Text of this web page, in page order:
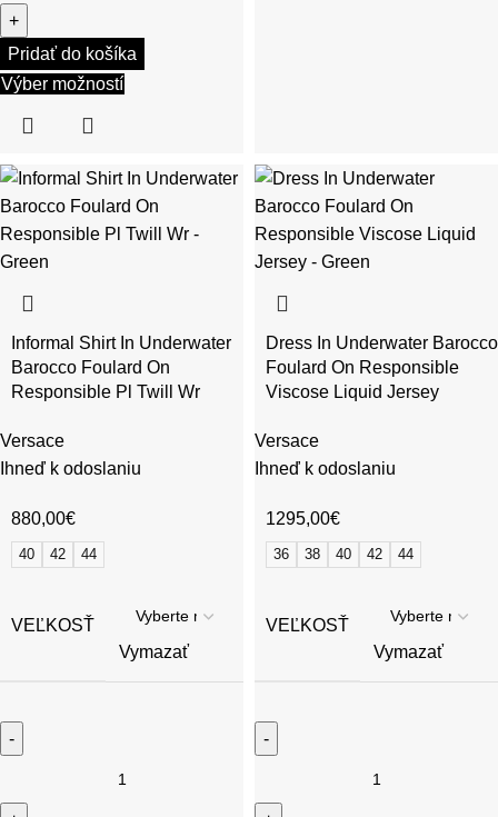
Pridať do košíka
Výber možností
Informal Shirt In Underwater
Barocco Foulard On
Responsible Pl Twill Wr
Versace
Ihneď k odoslaniu
880,00€
40 42 44
VEĽKOSŤ
Vymazať
Dress In Underwater Barocco
Foulard On Responsible
Viscose Liquid Jersey
Versace
Ihneď k odoslaniu
1295,00€
36 38 40 42 44
VEĽKOSŤ
Vymazať